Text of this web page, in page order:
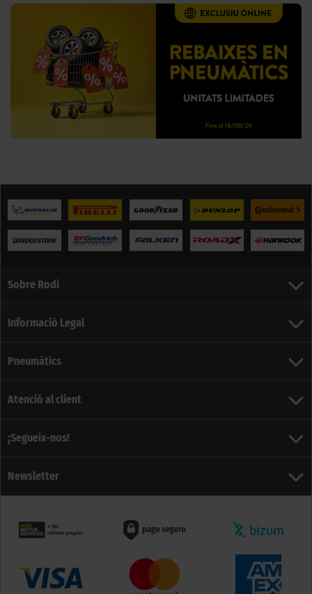
Sobre Rodi
Informació Legal
Pneumàtics
Atenció al client
¡Segueix-nos!
Newsletter